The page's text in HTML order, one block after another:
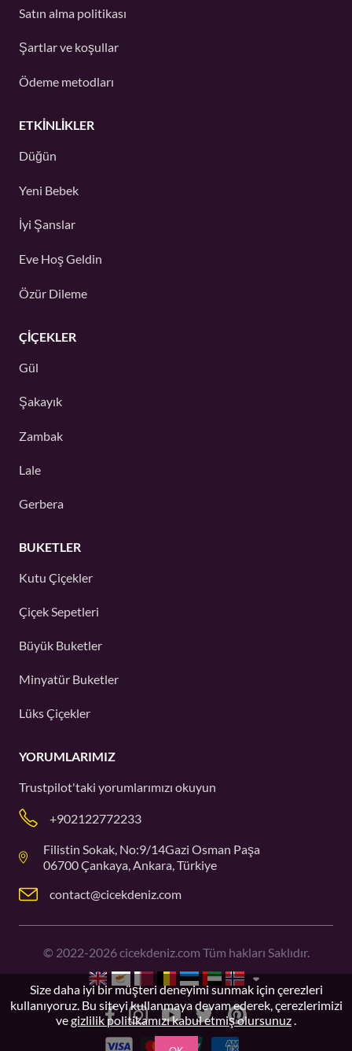
Satın alma politikası
Şartlar ve koşullar
Ödeme metodları
ETKINLIKLER
Düğün
Yeni Bebek
İyi Şanslar
Eve Hoş Geldin
Özür Dileme
ÇIÇEKLER
Gül
Şakayık
Zambak
Lale
Gerbera
BUKETLER
Kutu Çiçekler
Çiçek Sepetleri
Büyük Buketler
Minyatür Buketler
Lüks Çiçekler
YORUMLARIMIZ
Trustpilot'taki yorumlarımızı okuyun
+902122772233
Filistin Sokak, No:9/14Gazi Osman Paşa
06700 Çankaya, Ankara, Türkiye
contact@cicekdeniz.com
© 2022-2026cicekdeniz.com Tüm hakları Saklıdır.
Size daha iyi bir müşteri deneyimi sunmak için çerezleri
kullanıyoruz. Bu siteyi kullanmaya devam ederek, çerezlerimizi
vegizlilik politikamızı kabul etmiş olursunuz.